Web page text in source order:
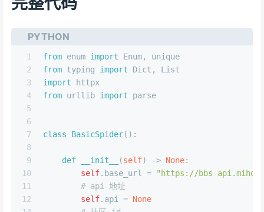
完整代码
1
2
3
4
5
6
7
8
9
10
11
from enum import Enum, unique
from typing
import httpx
__init__( self ) -> None :
self.base_url =
# api 地址